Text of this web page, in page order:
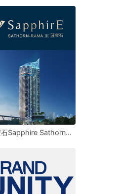
藍寶石Sapphire Sathorn Rama 3
藍寶石Sapphire Sathorn Rama 3
藍寶石Sapphire Sathorn Rama 3